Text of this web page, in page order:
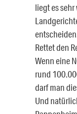
liegt es
Rettet den
Wenn eine
rund
darf man
Und